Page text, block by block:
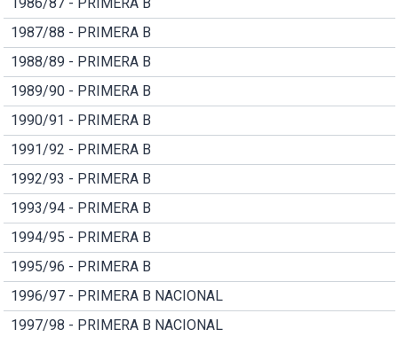
1987/88 - PRIMERA B
1988/89 - PRIMERA B
1989/90 - PRIMERA B
1990/91 - PRIMERA B
1991/92 - PRIMERA B
1992/93 - PRIMERA B
1993/94 - PRIMERA B
1994/95 - PRIMERA B
1995/96 - PRIMERA B
1996/97 - PRIMERA B NACIONAL
1997/98 - PRIMERA B NACIONAL